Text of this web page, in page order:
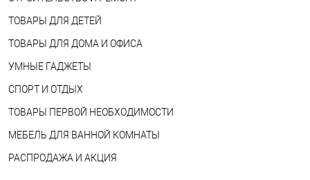
ТОВАРЫ ДЛЯ ДЕТЕЙ
ТОВАРЫ ДЛЯ ДОМА И ОФИСА
УМНЫЕ ГАДЖЕТЫ
СПОРТ И ОТДЫХ
ТОВАРЫ ПЕРВОЙ НЕОБХОДИМОСТИ
МЕБЕЛЬ ДЛЯ ВАННОЙ КОМНАТЫ
РАСПРОДАЖА И АКЦИЯ